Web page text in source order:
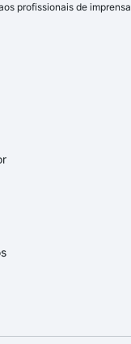
profissionais de imprensa